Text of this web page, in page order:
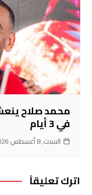
محمد صلاح
في 3 أيام
السبت, 8 أغسطس 2026, 13:54
اترك تعليقاً